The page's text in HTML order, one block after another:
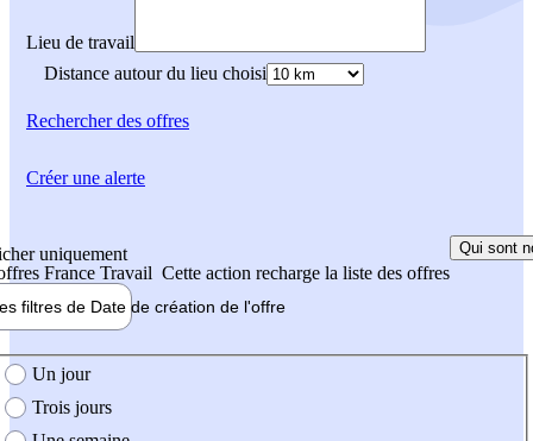
Lieu de travail
Distance autour du lieu choisi
Rechercherdes offres
uniquement
France Travail Cette action recharge la liste des offres
Qui sont
filtres de Date de création de l'offre
création de l'offre
Un jour
Trois jours
Créer une alerte